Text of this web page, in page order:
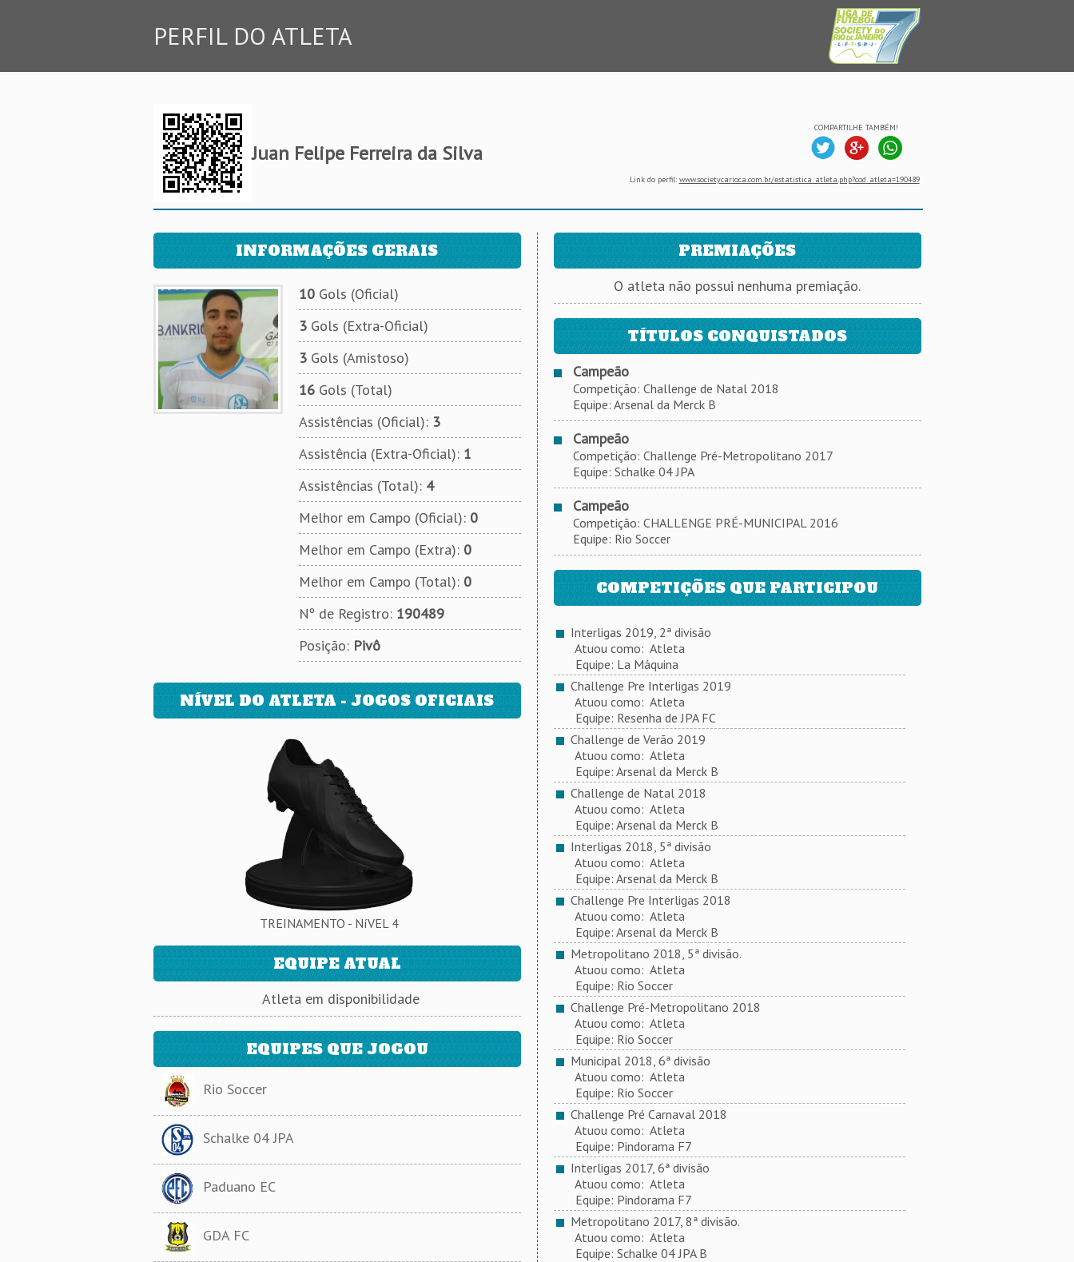
PERFIL DO ATLETA
Juan Felipe Ferreira da Silva
COMPARTILHE TAMBÉM!
Link do perfil: www.societycarioca.com.br/estatistica_atleta.php?cod_atleta=190489
INFORMAÇÕES GERAIS
10Gols (Oficial)
3Gols (Extra-Oficial)
3Gols (Amistoso)
16Gols (Total)
Assistências (Oficial): 3
Assistência (Extra-Oficial): 1
Assistências (Total): 4
Melhor em Campo (Oficial): 0
Melhor em Campo (Extra): 0
Melhor em Campo (Total): 0
Nº de Registro: 190489
Posição: Pivô
NÍVEL DO ATLETA - JOGOS OFICIAIS
TREINAMENTO - NíVEL 4
EQUIPE ATUAL
Atleta em disponibilidade
EQUIPES QUE JOGOU
Rio Soccer
Schalke 04 JPA
Paduano EC
GDA FC
PREMIAÇÕES
O atleta não possui nenhuma premiação.
TÍTULOS CONQUISTADOS
Campeão
Competição: Challenge de Natal 2018
Equipe: Arsenal da Merck B
Campeão
Competição: Challenge Pré-Metropolitano 2017
Equipe: Schalke 04 JPA
Campeão
Competição: CHALLENGE PRÉ-MUNICIPAL 2016
Equipe: Rio Soccer
COMPETIÇÕES QUE PARTICIPOU
Interligas 2019, 2ª divisão
Atuou como: Atleta
Equipe: La Máquina
Challenge Pre Interligas 2019
Atuou como: Atleta
Equipe: Resenha de JPA FC
Challenge de Verão 2019
Atuou como: Atleta
Equipe: Arsenal da Merck B
Challenge de Natal 2018
Atuou como: Atleta
Equipe: Arsenal da Merck B
Interligas 2018, 5ª divisão
Atuou como: Atleta
Equipe: Arsenal da Merck B
Challenge Pre Interligas 2018
Atuou como: Atleta
Equipe: Arsenal da Merck B
Metropolitano 2018, 5ª divisão.
Atuou como: Atleta
Equipe: Rio Soccer
Challenge Pré-Metropolitano 2018
Atuou como: Atleta
Equipe: Rio Soccer
Municipal 2018, 6ª divisão
Atuou como: Atleta
Equipe: Rio Soccer
Challenge Pré Carnaval 2018
Atuou como: Atleta
Equipe: Pindorama F7
Interligas 2017, 6ª divisão
Atuou como: Atleta
Equipe: Pindorama F7
Metropolitano 2017, 8ª divisão.
Atuou como: Atleta
Equipe: Schalke 04 JPA B